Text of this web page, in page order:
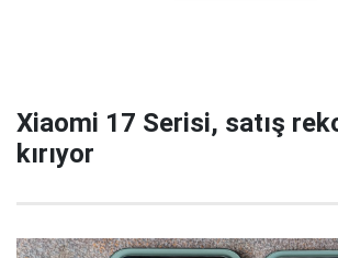
Xiaomi 17 Serisi, satış
kırıyor